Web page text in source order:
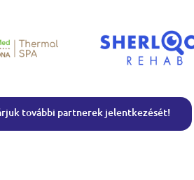
további partnerek jelentkezését!